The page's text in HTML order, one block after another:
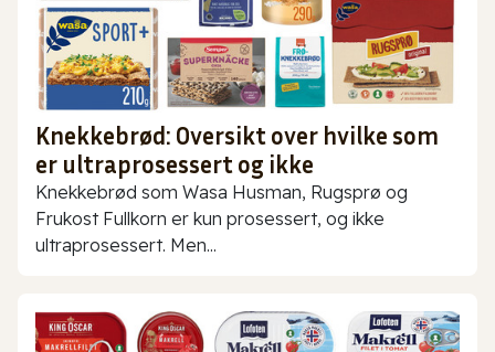
Knekkebrød: Oversikt over hvilke som
er ultraprosessert og ikke
Knekkebrød som Wasa Husman, Rugsprø og
Frukost Fullkorn er kun prosessert, og ikke
ultraprosessert. Men...